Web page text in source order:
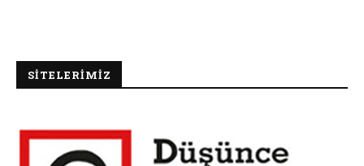
SİTELERİMİZ